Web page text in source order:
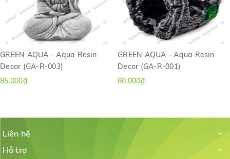
GREEN AQUA - Aqua Resin
Decor (GA-R-003)
85.000₫
GREEN AQUA - Aqua Resin
Decor (GA-R-001)
60.000₫
Liên hệ
Hỗ trợ